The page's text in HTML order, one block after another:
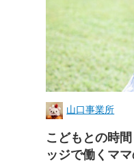
山口事業所
こどもとの時
ッジで働くマ